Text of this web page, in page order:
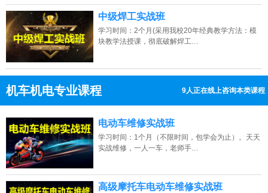
中级焊工实战班
学习时间：2个月(采用我校20年经典教学方法：模
块教学法授课，彻底破解焊工…
机车机电专业课程 9人正在线上咨询本类课程
点击免费咨询电话：13807313137
电动车维修实战班
学习时间：1个月（不限时间，包学会为止）。天天
实战维修，一人一车，老师手…
高级摩托车电动车维修实战班